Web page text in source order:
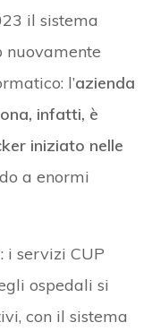
il sistema
nuovamente
l’azienda
infatti, è
iniziato nelle
a enormi
i servizi CUP
ospedali si
con il sistema